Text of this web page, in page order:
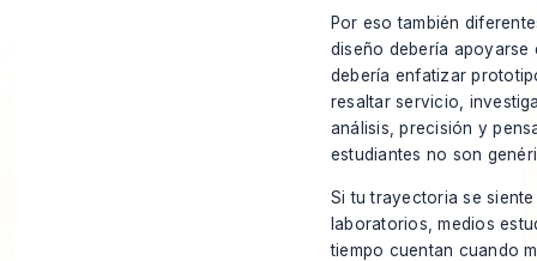
Por eso también
diseño debería apoyarse
debería enfatizar
resaltar servicio,
análisis, precisión y
estudiantes no son
Si tu trayectoria se
laboratorios, medios
tiempo cuentan cuando